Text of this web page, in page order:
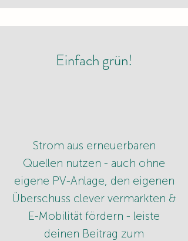
Einfach grün!
Strom aus erneuerbaren
Quellen nutzen - auch ohne
eigene PV-Anlage, den eigenen
Überschuss clever vermarkten &
E-Mobilität fördern - leiste
deinen Beitrag zum